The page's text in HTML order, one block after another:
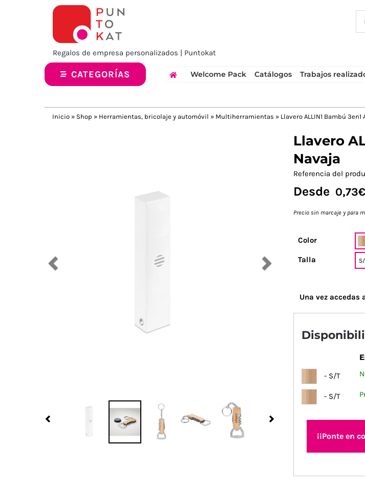
Regalos de empresa personalizados | Puntokat
CATEGORÍAS Welcome Pack Catálogos Trabajos
Inicio » Shop » Herramientas, bricolaje y automóvil » Multiherramientas » Llavero ALLIN1 Bambú
Llavero
Navaja
Referencia del
Desde 0,73€
Precio sin marcaje y para
Color
Talla
Una vez
- S/T
- S/T
¡¡Ponte en